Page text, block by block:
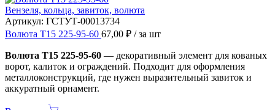
Вензеля, кольца, завиток, волюта
Артикул: ГСТУТ-00013734
Волюта Т15 225-95-60 67,00 ₽ / за шт
Волюта Т15 225-95-60 — декоративный элемент для кованых
ворот, калиток и ограждений. Подходит для оформления
металлоконструкций, где нужен выразительный завиток и
аккуратный орнамент.